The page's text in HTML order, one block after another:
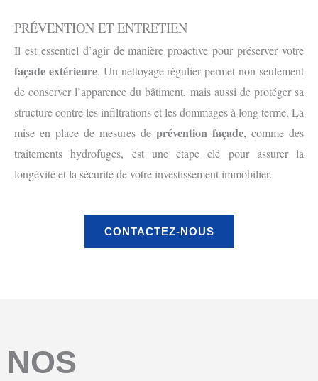
PRÉVENTION ET ENTRETIEN
Il est essentiel d’agir de manière proactive pour préserver votre
façade extérieure. Un nettoyage régulier permet non seulement
de conserver l’apparence du bâtiment, mais aussi de protéger sa
structure contre les infiltrations et les dommages à long terme. La
mise en place de mesures de prévention façade, comme des
traitements hydrofuges, est une étape clé pour assurer la
longévité et la sécurité de votre investissement immobilier.
CONTACTEZ-NOUS
NOS